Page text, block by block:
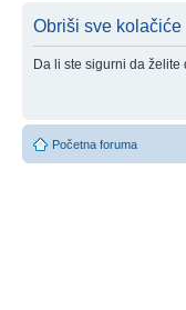
Obriši sve kolačiće
Da li ste sigurni da
Početna foruma